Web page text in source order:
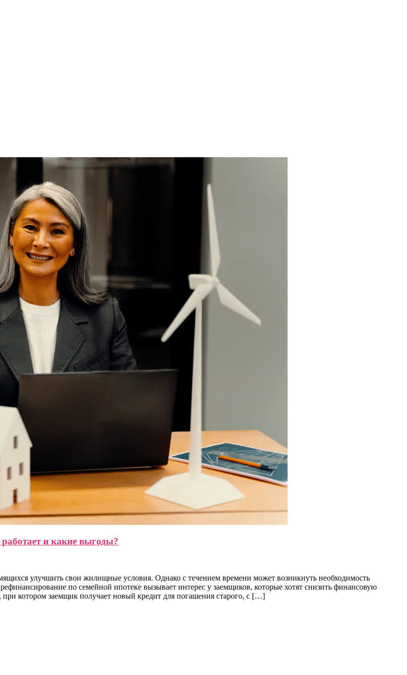
и какие выгоды?
улучшить свои жилищные условия. Однако с течением времени может возникнуть необходимость
по семейной ипотеке вызывает интерес у заемщиков, которые хотят снизить финансовую
котором заемщик получает новый кредит для погашения старого, с […]